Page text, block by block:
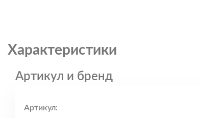
Характеристики
Артикул и бренд
Артикул: